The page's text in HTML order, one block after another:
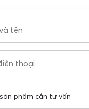
phẩm cần tư vấn